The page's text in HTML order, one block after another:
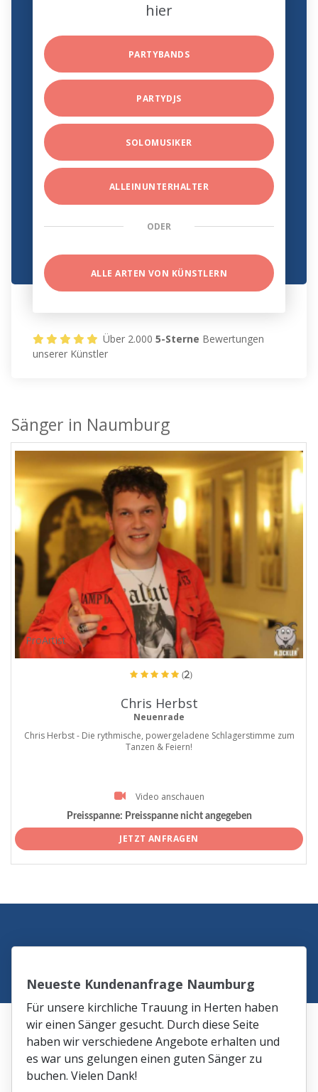
hier
PARTYBANDS
PARTYDJS
SOLOMUSIKER
ALLEINUNTERHALTER
ODER
ALLE ARTEN VON KÜNSTLERN
Über 2.0005-Sterne Bewertungen
unserer Künstler
Sänger in Naumburg
ProArtist
(2)
Chris Herbst
Neuenrade
Chris Herbst - Die rythmische, powergeladene Schlagerstimme zum
Tanzen & Feiern!
Video anschauen
Preisspanne: Preisspanne nicht angegeben
JETZT ANFRAGEN
Neueste Kundenanfrage Naumburg
Für unsere kirchliche Trauung in Herten haben
wir einen Sänger gesucht. Durch diese Seite
haben wir verschiedene Angebote erhalten und
es war uns gelungen einen guten Sänger zu
buchen. Vielen Dank!